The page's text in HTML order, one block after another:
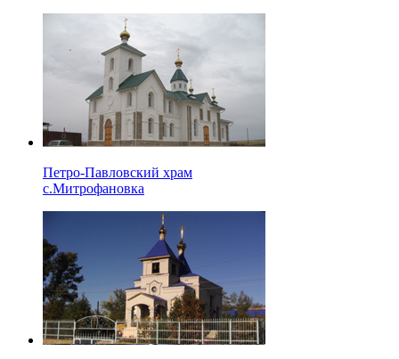
Петро-Павловский храм
с.Митрофановка